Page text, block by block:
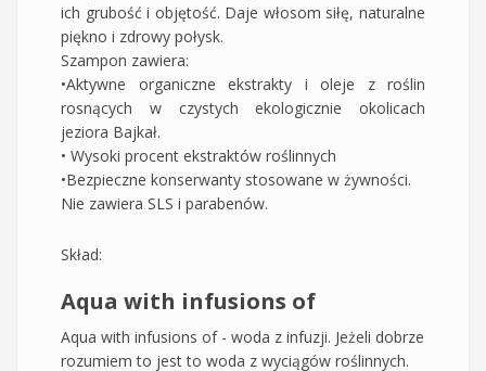
ich grubość i objętość. Daje włosom siłę, naturalne
piękno i zdrowy połysk.
Szampon zawiera:
•Aktywne organiczne ekstrakty i oleje z roślin
rosnących w czystych ekologicznie okolicach
jeziora Bajkał.
• Wysoki procent ekstraktów roślinnych
•Bezpieczne konserwanty stosowane w żywności.
Nie zawiera SLS i parabenów.
Skład:
Aqua with infusions of
Aqua with infusions of - woda z infuzji. Jeżeli dobrze
rozumiem to jest to woda z wyciągów roślinnych.